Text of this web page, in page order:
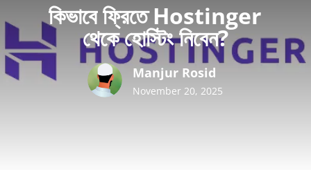
কিভাবে ফ্রিতে Hostinger
থেকে হোস্টিং নিবেন?
Manjur Rosid
November 20, 2025